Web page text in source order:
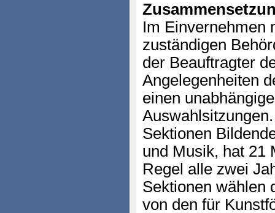
Im Einvernehmen
zuständigen
der Beauftragter
Angelegenheiten
einen
Sektionen
und Musik, hat 21
Regel alle zwei
Sektionen wählen
von den für